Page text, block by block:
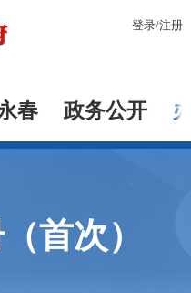
登录/注册
春 政务公开
首次）